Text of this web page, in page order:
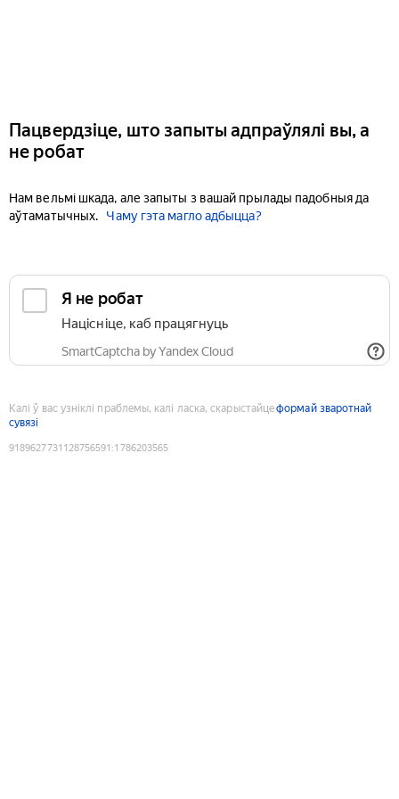
Пацвердзіце, што запыты адпраўлялі вы, а
не робат
Нам вельмі шкада, але запыты з вашай прылады падобныя да
аўтаматычных.
Чаму гэта магло адбыцца?
Я не робат
Націсніце, каб працягнуць
SmartCaptcha by Yandex Cloud
Калі ў вас узніклі праблемы, калі ласка, скарыстайцеформай зваротнай
сувязі
9189627731128756591 :1786203565